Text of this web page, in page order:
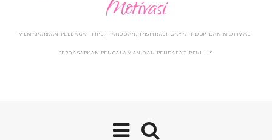
Motivasi
MEMAPARKAN PELBAGAI TIPS, PANDUAN, INSPIRASI GAYA HIDUP DAN MOTIVASI
BERDASARKAN PENGALAMAN DAN PENDAPAT PENULIS